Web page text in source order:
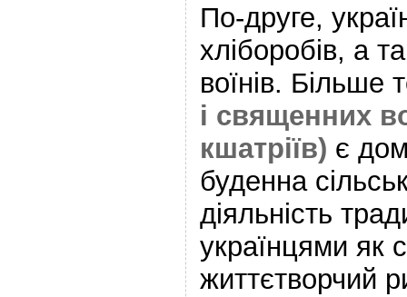
По-друге,
хліборобів, а
воїнів. Більше
і священних
кшатріїв) є
буденна
діяльність
українцями як
життєтворчий